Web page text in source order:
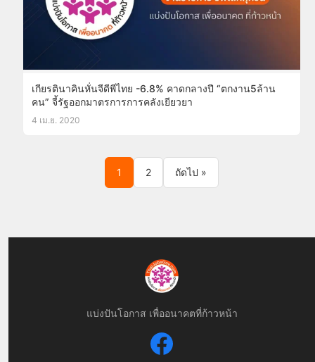
เกียรตินาคินหั่นจีดีพีไทย -6.8% คาดกลางปี “ตกงาน5ล้าน
คน” จี้รัฐออกมาตรการการคลังเยียวยา
4 เม.ย. 2020
Posts pagination
1 2 ถัดไป »
แบ่งปันโอกาส เพื่ออนาคตที่ก้าวหน้า